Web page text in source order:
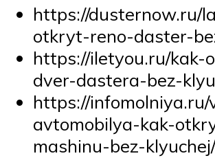
https://dusternow.ru/
otkryt-reno-daster-
https://iletyou.ru/kak-
dver-dastera-bez-
https://
avtomobilya-kak-
mashinu-bez-klyuchej/